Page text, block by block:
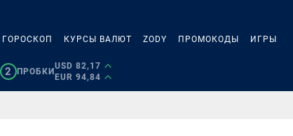
ГОРОСКОП КУРСЫ ВАЛЮТ ZODY ПРОМОКОДЫ ИГРЫ
2 ПРОБКИ
USD 82,17
EUR 94,84